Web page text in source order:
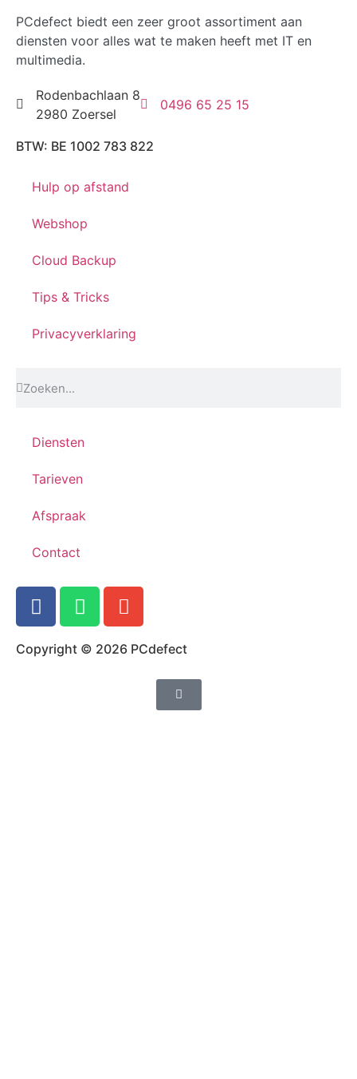
PCdefect biedt een zeer groot assortiment aan
diensten voor alles wat te maken heeft met IT en
multimedia.
Rodenbachlaan 8
2980 Zoersel
0496 65 25 15
BTW: BE 1002 783 822
Hulp op afstand
Webshop
Cloud Backup
Tips & Tricks
Privacyverklaring
Diensten
Tarieven
Afspraak
Contact
Copyright © 2026 PCdefect